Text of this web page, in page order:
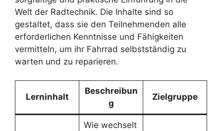
Welt der Radtechnik. Die Inhalte sind so
gestaltet, dass sie den Teilnehmenden alle
erforderlichen Kenntnisse und Fähigkeiten
vermitteln, um ihr Fahrrad selbstständig zu
warten und zu reparieren.
Lerninhalt
Beschreibun
g
Zielgruppe
Wie wechselt